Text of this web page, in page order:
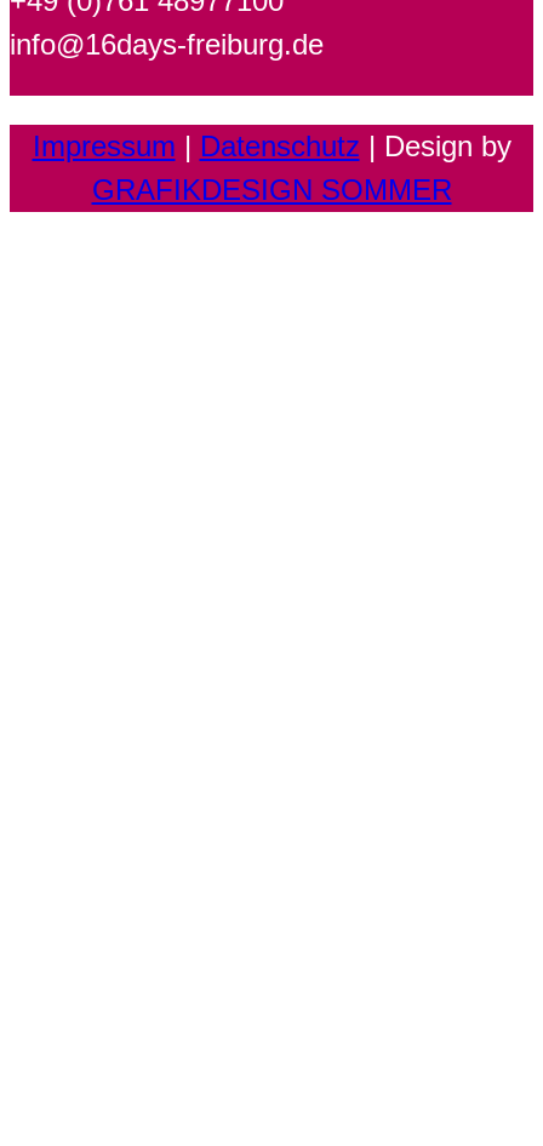
info@16days-freiburg.de
Impressum | Datenschutz | Design by
GRAFIKDESIGN SOMMER